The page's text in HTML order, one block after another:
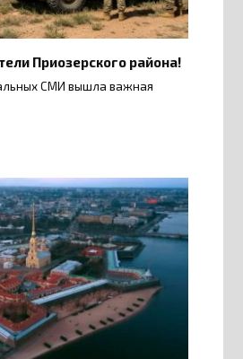
Приозерского района!
СМИ вышла важная